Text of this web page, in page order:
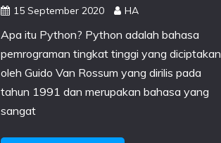
15 September 2020 HA
Apa itu Python? Python adalah bahasa
pemrograman tingkat tinggi yang diciptakan
oleh Guido Van Rossum yang dirilis pada
tahun 1991 dan merupakan bahasa yang
sangat